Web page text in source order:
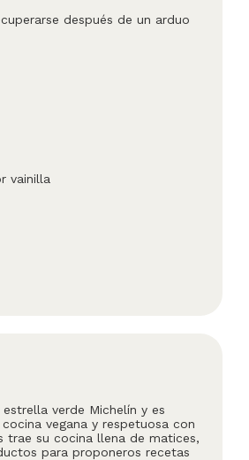
después de un arduo
vainilla
verde Michelín y es
vegana y respetuosa con
trae su cocina llena de matices,
para proponeros recetas